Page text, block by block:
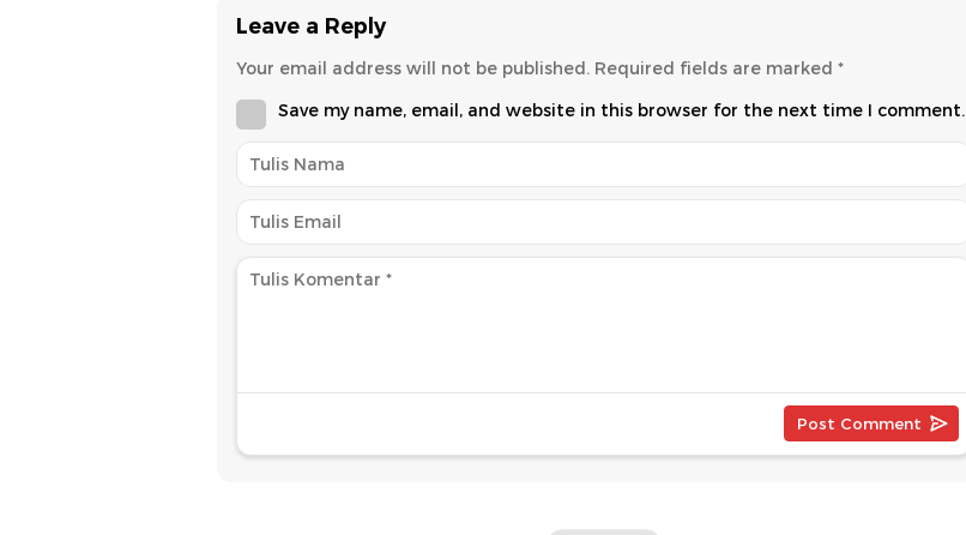
Leave a Reply
Your email address will not be published. Required fields are marked *
Save my name, email, and website in this browser for the next time I comment.